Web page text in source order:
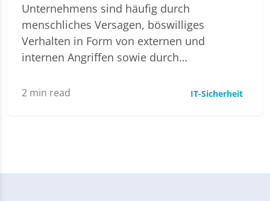
Unternehmens sind häufig durch
menschliches Versagen, böswilliges
Verhalten in Form von externen und
internen Angriffen sowie durch…
2 min read IT-Sicherheit